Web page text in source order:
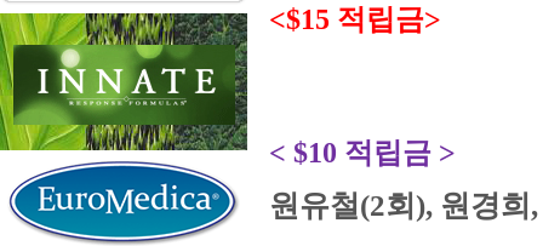
<$15 적립금>
< $10 적립금 >
원유철(2회), 원경희